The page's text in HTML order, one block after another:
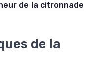
de la citronnade
de la